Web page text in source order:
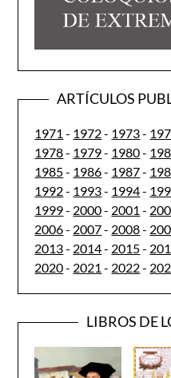
ARTÍCULOS
1971 - 1972- 1973-
1978- 1979- 1980-
1985- 1986- 1987-
1992- 1993- 1994-
1999- 2000- 2001 -
2006- 2007- 2008-
2013- 2014- 2015-
2020- 2021 - 2022-
LIBROS DE